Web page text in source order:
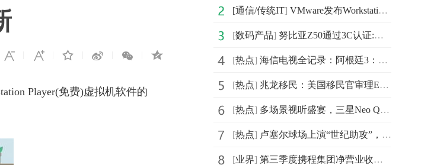
Player(免费)虚拟机软件的
[通信/传统IT] VMware发布Workstation Pro和Workstation Player虚拟机软件的16.2.5更新
[数码产品] 努比亚Z50通过3C认证:配备80W充电器 搭载5000mAh电池
[热点] 海信电视全记录：阿根廷3：0克罗地亚，闯入世界杯决赛
[热点] 兆龙移民：美国移民官审理EB-1A杰出人才案件中的三个主要
[热点] 多场景视听盛宴，三星Neo QLED 8K电视带来沉浸式观赛体验
[热点] 卢塞尔球场上演“世纪助攻”，海信电视见证梅西率队重返
[业界] 第三季度携程集团净营业收入为69亿元 同比增长29%